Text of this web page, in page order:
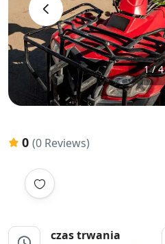
‹
1 / 4
0 (0 Reviews)
czas trwania